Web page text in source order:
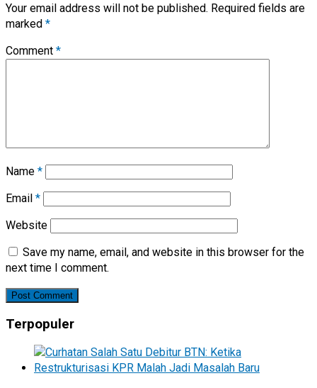
Your email address will not be published. Required fields are
marked *
Comment *
Name *
Email *
Website
Save my name, email, and website in this browser for the
next time I comment.
Terpopuler